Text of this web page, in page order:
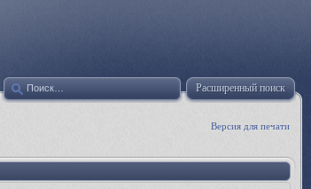
Расширенный поиск
Версия для печати